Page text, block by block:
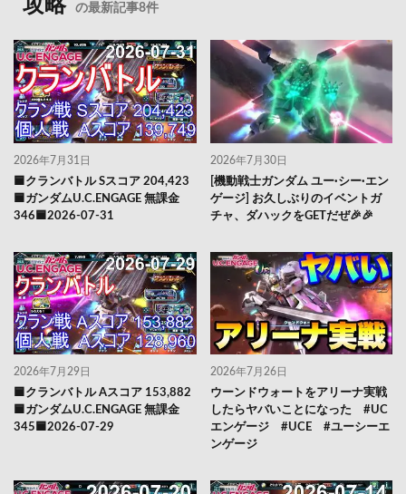
攻略 の最新記事8件
2026年7月31日
🟦クランバトル Sスコア 204,423
🟦ガンダムU.C.ENGAGE 無課金
346🟦2026-07-31
2026年7月30日
[機動戦士ガンダム ユー·シー·エン
ゲージ] お久しぶりのイベントガ
チャ、ダハックをGETだぜ🎉🎉
2026年7月29日
🟦クランバトル Aスコア 153,882
🟦ガンダムU.C.ENGAGE 無課金
345🟦2026-07-29
2026年7月26日
ウーンドウォートをアリーナ実戦
したらヤバいことになった #UC
エンゲージ #UCE #ユーシーエ
ンゲージ